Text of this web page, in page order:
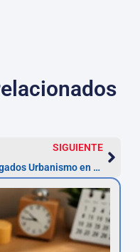
SIGUIENTE
Abogados Urbanismo en L’Hospitalet: licencia en 3 meses